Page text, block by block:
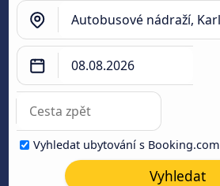
Vyhledat ubytování s Booking.com
Vyhledat